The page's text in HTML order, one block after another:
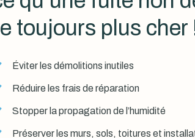
toujours plus cher
Éviter les démolitions inutiles
Réduire les frais de réparation
Stopper la propagation de l’humidité
Préserver les murs, sols, toitures et